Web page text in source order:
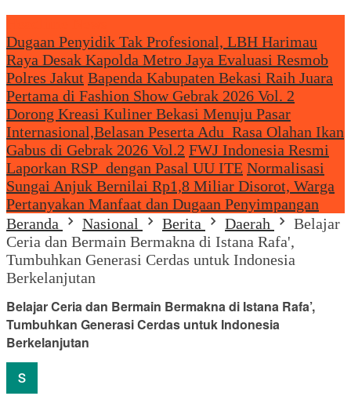
Dugaan Penyidik Tak Profesional, LBH Harimau
Raya Desak Kapolda Metro Jaya Evaluasi Resmob
Polres Jakut Bapenda Kabupaten Bekasi Raih Juara
Pertama di Fashion Show Gebrak 2026 Vol. 2
Dorong Kreasi Kuliner Bekasi Menuju Pasar
Internasional,Belasan Peserta Adu Rasa Olahan Ikan
Gabus di Gebrak 2026 Vol.2 FWJ Indonesia Resmi
Laporkan RSP dengan Pasal UU ITE Normalisasi
Sungai Anjuk Bernilai Rp1,8 Miliar Disorot, Warga
Pertanyakan Manfaat dan Dugaan Penyimpangan
Beranda
Nasional Berita Daerah
Belajar
Ceria dan Bermain Bermakna di Istana Rafa',
Tumbuhkan Generasi Cerdas untuk Indonesia
Berkelanjutan
Belajar Ceria dan Bermain Bermakna di Istana Rafa’,
Tumbuhkan Generasi Cerdas untuk Indonesia
Berkelanjutan